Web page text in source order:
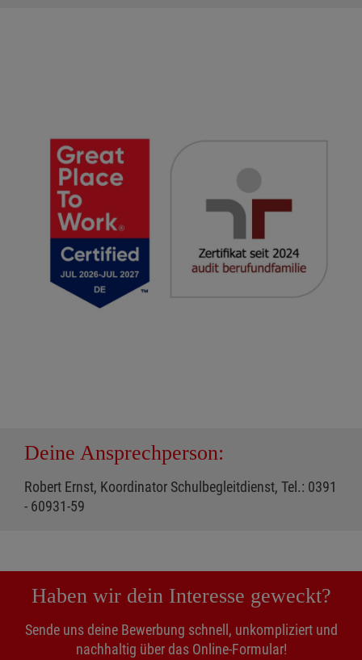
Deine Ansprechperson:
Robert Ernst, Koordinator Schulbegleitdienst, Tel.: 0391
- 60931-59
Haben wir dein Interesse geweckt?
Sende uns deine Bewerbung schnell, unkompliziert und
nachhaltig über das Online-Formular!